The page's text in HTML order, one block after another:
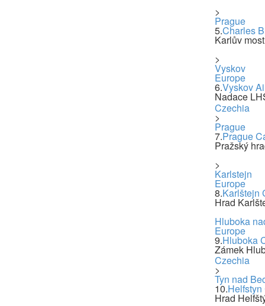
>
Prague
5.Charles
Karlův most
>
Vyskov
6.Vyskov
Nadace
Europe
Czechia
>
Prague
7.Prague
Pražský
>
Karlstejn
8.Karlštejn
Hrad
Europe
Hluboka
9.Hluboka
Zámek
Europe
Czechia
>
Tyn nad
10.
Hrad